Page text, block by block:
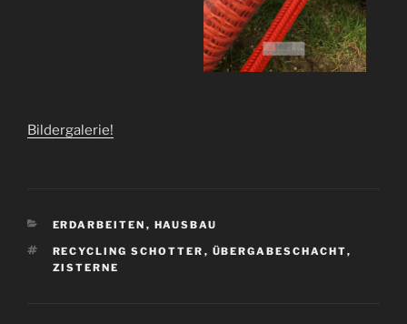
Bildergalerie!
KATEGORIEN
ERDARBEITEN , HAUSBAU
SCHLAGWÖRTER
RECYCLING SCHOTTER , ÜBERGABESCHACHT,
ZISTERNE